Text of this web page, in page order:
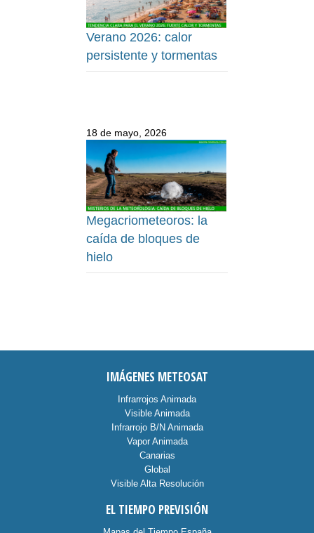
Verano 2026: calor
persistente y tormentas
18 de mayo, 2026
Megacriometeoros: la
caída de bloques de
hielo
IMÁGENES METEOSAT
Infrarrojos Animada
Visible Animada
Infrarrojo B/N Animada
Vapor Animada
Canarias
Global
Visible Alta Resolución
EL TIEMPO PREVISIÓN